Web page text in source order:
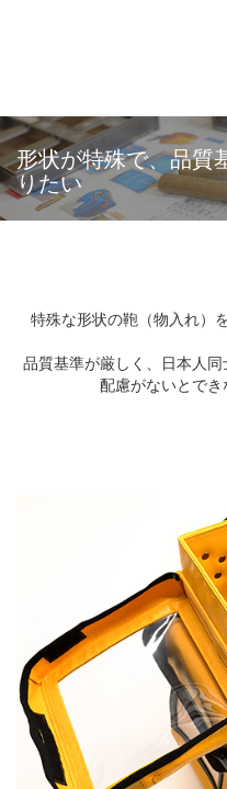
形状が特殊で、品質
りたい
特殊な形状の鞄（物入れ）
品質基準が厳しく、日本人
配慮がないとでき